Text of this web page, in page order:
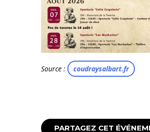
Source : coudraysalbart.fr
PARTAGEZ CET